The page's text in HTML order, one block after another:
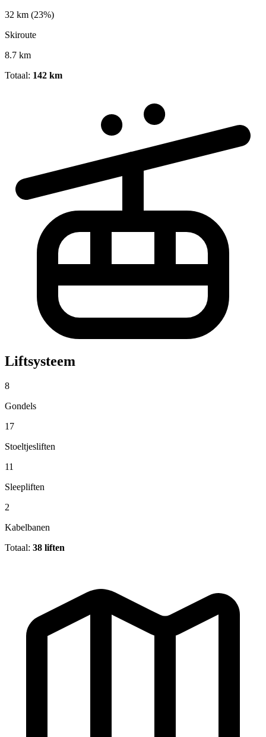
32 km (23%)
Skiroute
8.7 km
Totaal: 142 km
Liftsysteem
8
Gondels
17
Stoeltjesliften
11
Sleepliften
2
Kabelbanen
Totaal: 38 liften